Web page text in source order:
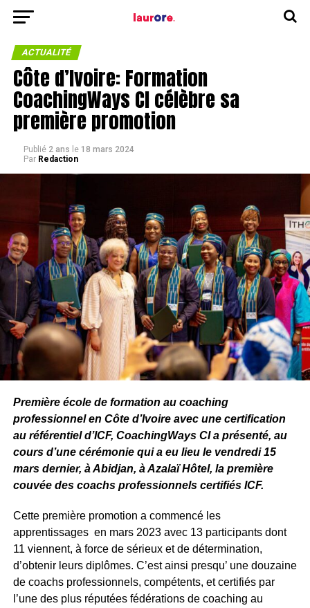
ACTUALITÉ
Côte d’Ivoire: Formation
CoachingWays CI célèbre sa
première promotion
Publié 2 ans le 18 mars 2024
Par Redaction
Première école de formation au coaching
professionnel en Côte d’Ivoire avec une certification
au référentiel d’ICF, CoachingWays CI a présenté, au
cours d’une cérémonie qui a eu lieu le vendredi 15
mars dernier, à Abidjan, à Azalaï Hôtel, la première
couvée des coachs professionnels certifiés ICF.
Cette première promotion a commencé les
apprentissages en mars 2023 avec 13 participants dont
11 viennent, à force de sérieux et de détermination,
d’obtenir leurs diplômes. C’est ainsi presqu’ une douzaine
de coachs professionnels, compétents, et certifiés par
l’une des plus réputées fédérations de coaching au